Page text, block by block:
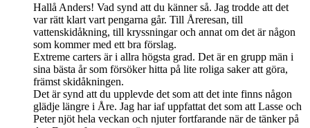
Hallå Anders! Vad synd att du känner så. Jag trodde att det
var rätt klart vart pengarna går. Till Åreresan, till
vattenskidåkning, till kryssningar och annat om det är någon
som kommer med ett bra förslag.
Extreme carters är i allra högsta grad. Det är en grupp män i
sina bästa år som försöker hitta på lite roliga saker att göra,
främst skidåkningen.
Det är synd att du upplevde det som att det inte finns någon
glädje längre i Åre. Jag har iaf uppfattat det som att Lasse och
Peter njöt hela veckan och njuter fortfarande när de tänker på